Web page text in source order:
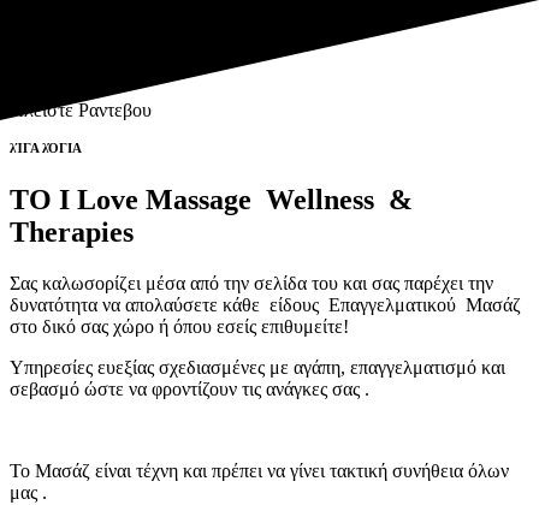
Κλειστε Ραντεβου
Follow Your
Senses
λΊΓΑ λΌΓΙΑ
TO I Love Massage Wellness &
Therapies
Σας καλωσορίζει μέσα από την σελίδα του και σας παρέχει την
δυνατότητα να απολαύσετε κάθε είδους Επαγγελματικού Μασάζ
στο δικό σας χώρο ή όπου εσείς επιθυμείτε!
Υπηρεσίες ευεξίας σχεδιασμένες με αγάπη, επαγγελματισμό και
σεβασμό ώστε να φροντίζουν τις ανάγκες σας .
Το Μασάζ είναι τέχνη και πρέπει να γίνει τακτική συνήθεια όλων
μας .